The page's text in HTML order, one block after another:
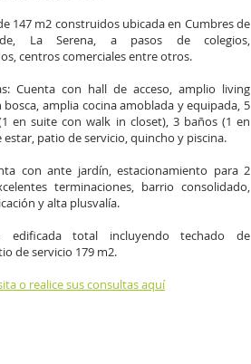
147 m2 construidos ubicada en Cumbres de
La Serena, a pasos de colegios,
centros comerciales entre otros.
Cuenta con hall de acceso, amplio living
amplia cocina amoblada y equipada, 5
en suite con walk in closet), 3 baños (1 en
estar, patio de servicio, quincho y piscina.
con ante jardín, estacionamiento para 2
terminaciones, barrio consolidado,
y alta plusvalía.
edificada total incluyendo techado de
de servicio 179 m2.
o realice sus consultas aquí